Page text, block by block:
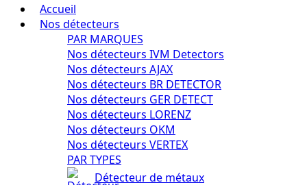
Accueil
Nos détecteurs
PAR MARQUES
Nos détecteurs IVM Detectors
Nos détecteurs AJAX
Nos détecteurs BR DETECTOR
Nos détecteurs GER DETECT
Nos détecteurs LORENZ
Nos détecteurs OKM
Nos détecteurs VERTEX
PAR TYPES
Détecteur de métaux